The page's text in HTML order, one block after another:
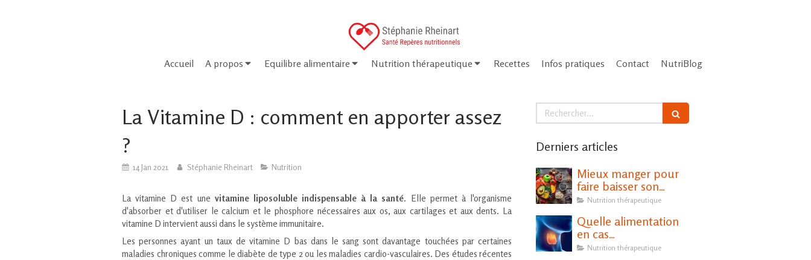
Accueil A propos Equilibre alimentaire Nutrition thérapeutique Recettes Infos pratiques Contact NutriBlog
La Vitamine D : comment en apporter assez
?
14 Jan 2021 Stéphanie Rheinart Nutrition
La vitamine D est une vitamine liposoluble indispensable à la santé. Elle permet à l'organisme
d'absorber et d'utiliser le calcium et le phosphore nécessaires aux os, aux cartilages et aux dents. La
vitamine D intervient aussi dans le système immunitaire.
Les personnes ayant un taux de vitamine D bas dans le sang sont davantage touchées par certaines
maladies chroniques comme le diabète de type 2 ou les maladies cardio-vasculaires. Des études récentes
Rechercher
Derniers articles
Mieux manger pour
faire baisser son
cholestérol
Nutrition thérapeutique
Quelle alimentation
en cas
d'hypothyroïdie ?
Nutrition thérapeutique